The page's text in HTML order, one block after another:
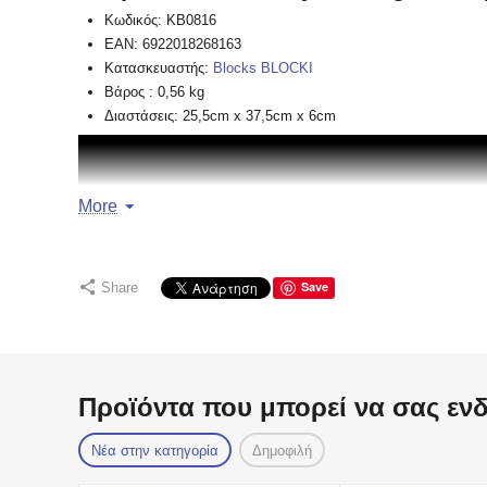
Κωδικός: KB0816
EAN:6922018268163
Κατασκευαστής: Blocks BLOCKI
Βάρος :0,56 kg
Διαστάσεις:25,5cm x 37,5cm x 6cm
More
Share Save
Προϊόντα που μπορεί να σας
Νέα στην κατηγορία Δημοφιλή